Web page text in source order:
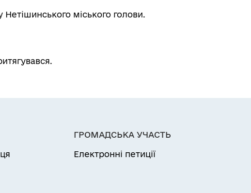
міського голови.
ГРОМАДСЬКА УЧАСТЬ
Електронні петиції